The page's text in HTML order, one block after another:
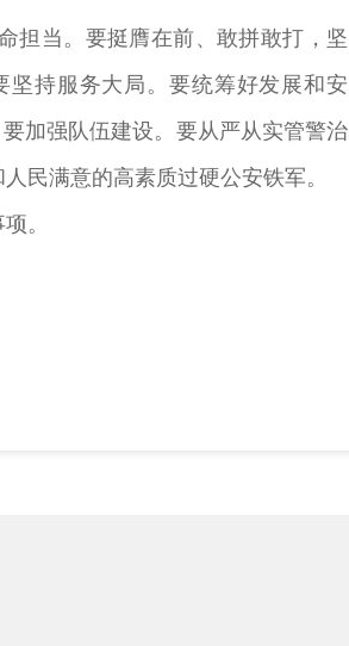
当。要挺膺在前、敢拼敢打，坚
持服务大局。要统筹好发展和安
加强队伍建设。要从严从实管警治
民满意的高素质过硬公安铁军。
。